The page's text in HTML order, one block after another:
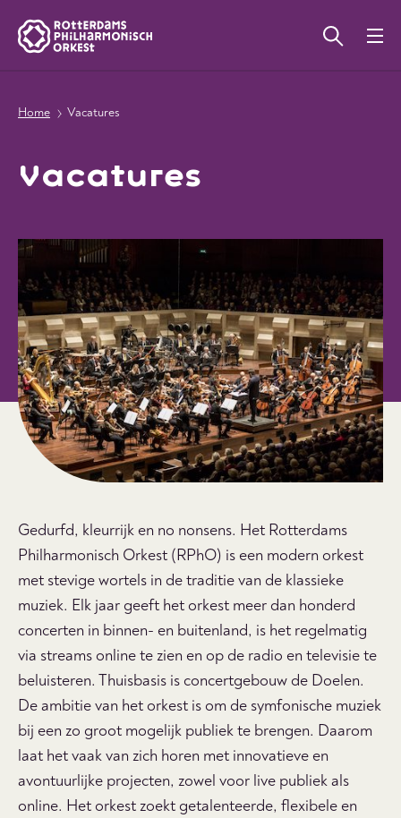
Home Vacatures
Vacatures
Gedurfd, kleurrijk en no nonsens. Het Rotterdams
Philharmonisch Orkest (RPhO) is een modern orkest
met stevige wortels in de traditie van de klassieke
muziek. Elk jaar geeft het orkest meer dan honderd
concerten in binnen- en buitenland, is het regelmatig
via streams online te zien en op de radio en televisie te
beluisteren. Thuisbasis is concertgebouw de Doelen.
De ambitie van het orkest is om de symfonische muziek
bij een zo groot mogelijk publiek te brengen. Daarom
laat het vaak van zich horen met innovatieve en
avontuurlijke projecten, zowel voor live publiek als
online. Het orkest zoekt getalenteerde, flexibele en